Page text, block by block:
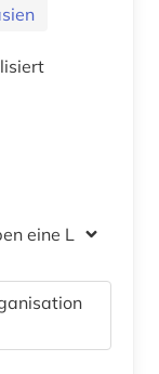
eine Lizenz